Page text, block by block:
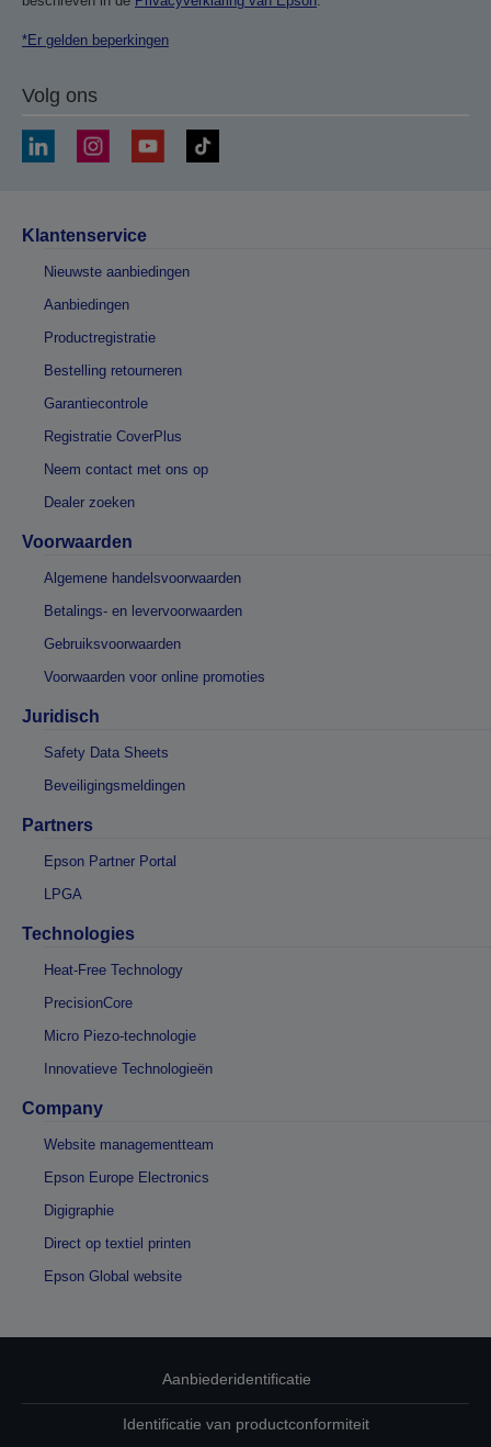
*Er gelden beperkingen
Volg ons
Klantenservice
Nieuwste aanbiedingen
Aanbiedingen
Productregistratie
Bestelling retourneren
Garantiecontrole
Registratie CoverPlus
Neem contact met ons op
Dealer zoeken
Voorwaarden
Algemene handelsvoorwaarden
Betalings- en levervoorwaarden
Gebruiksvoorwaarden
Voorwaarden voor online promoties
Juridisch
Safety Data Sheets
Beveiligingsmeldingen
Partners
Epson Partner Portal
LPGA
Technologies
Heat-Free Technology
PrecisionCore
Micro Piezo-technologie
Innovatieve Technologieën
Company
Website managementteam
Epson Europe Electronics
Digigraphie
Direct op textiel printen
Epson Global website
Aanbiederidentificatie
Identificatie van productconformiteit